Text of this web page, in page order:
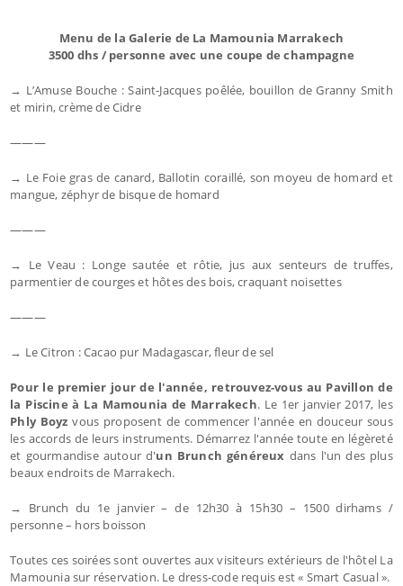
Menu de la Galerie de La Mamounia Marrakech
3500 dhs / personne avec une coupe de champagne
→ L’Amuse Bouche : Saint-Jacques poêlée, bouillon de Granny Smith
et mirin, crème de Cidre
———
→ Le Foie gras de canard, Ballotin coraillé, son moyeu de homard et
mangue, zéphyr de bisque de homard
———
→ Le Veau : Longe sautée et rôtie, jus aux senteurs de truffes,
parmentier de courges et hôtes des bois, craquant noisettes
———
→ Le Citron : Cacao pur Madagascar, fleur de sel
Pour le premier jour de l'année, retrouvez-vous au Pavillon de
la Piscine à La Mamounia de Marrakech. Le 1er janvier 2017, les
Phly Boyz vous proposent de commencer l'année en douceur sous
les accords de leurs instruments. Démarrez l'année toute en légèreté
et gourmandise autour d'un Brunch généreux dans l'un des plus
beaux endroits de Marrakech.
→ Brunch du 1e janvier – de 12h30 à 15h30 – 1500 dirhams /
personne – hors boisson
Toutes ces soirées sont ouvertes aux visiteurs extérieurs de l'hôtel La
Mamounia sur réservation. Le dress-code requis est « Smart Casual ».